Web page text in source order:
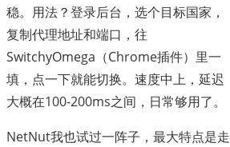
稳。用法？登录后台，选个目标国家，
复制代理地址和端口，往
SwitchyOmega（Chrome插件）里一
填，点一下就能切换。速度中上，延迟
大概在100-200ms之间，日常够用了。
NetNut我也试过一阵子，最大特点是走